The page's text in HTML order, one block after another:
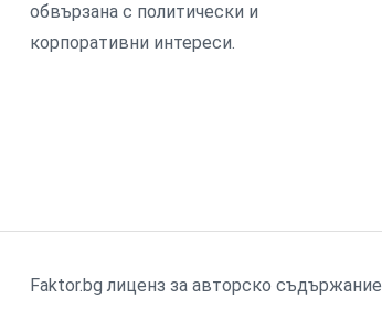
обвързана с политически и
корпоративни интереси.
Faktor.bg лиценз за авторско съдържание